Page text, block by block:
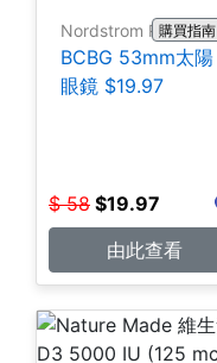
Nordstrom Rack購買指南
BCBG 53mm太陽
眼鏡 $19.97
$ 58 $19.97
由此查看